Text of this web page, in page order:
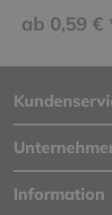
ab 0,59 €
Information